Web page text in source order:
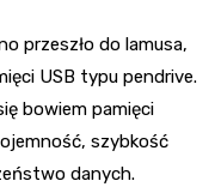
przeszło do lamusa,
USB typu pendrive.
bowiem pamięci
szybkość
danych.